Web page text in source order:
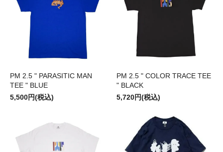
PM 2.5 " PARASITIC MAN
TEE " BLUE
5,500円(税込)
PM 2.5 " COLOR TRACE TEE
" BLACK
5,720円(税込)